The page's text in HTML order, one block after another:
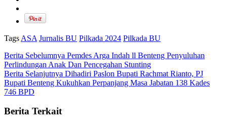
Tags ASA Jurnalis BU Pilkada 2024 Pilkada BU
Berita Sebelumnya Pemdes Arga Indah ll Benteng Penyuluhan
Perlindungan Anak Dan Pencegahan Stunting
Berita Selanjutnya Dihadiri Paslon Bupati Rachmat Rianto, PJ
Bupati Benteng Kukuhkan Perpanjang Masa Jabatan 138 Kades
746 BPD
Berita Terkait